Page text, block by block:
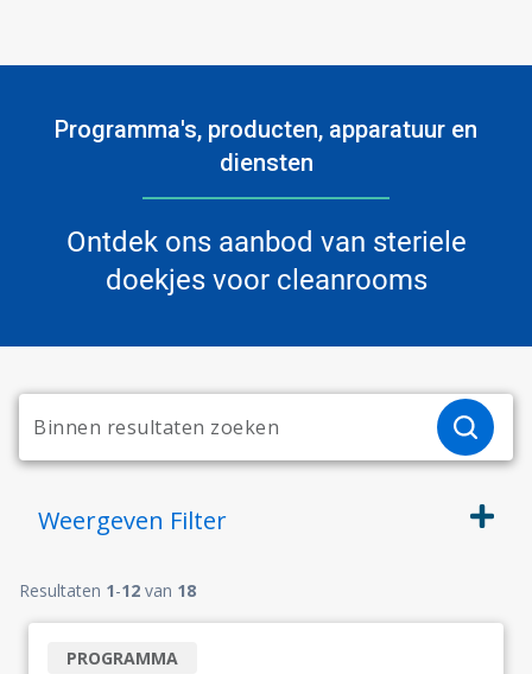
Programma's, producten, apparatuur en
diensten
Ontdek ons aanbod van steriele
doekjes voor cleanrooms
Weergeven Filter
Resultaten 1-12 van 18
PROGRAMMA